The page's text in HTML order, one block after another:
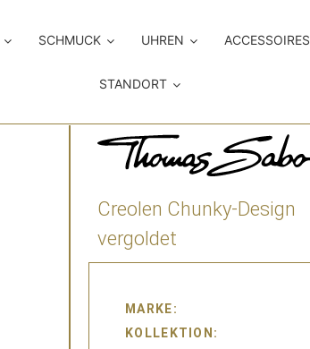
SCHMUCK UHREN ACCESSOIRES
STANDORT
Creolen Chunky-Design
vergoldet
MARKE
KOLLEKTION